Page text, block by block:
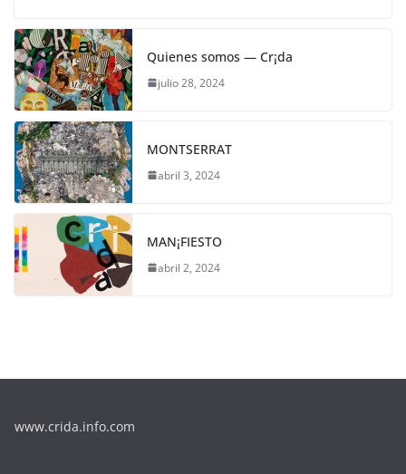
Quienes somos — Cr¡da
julio 28, 2024
MONTSERRAT
abril 3, 2024
MAN¡FIESTO
abril 2, 2024
www.crida.info.com